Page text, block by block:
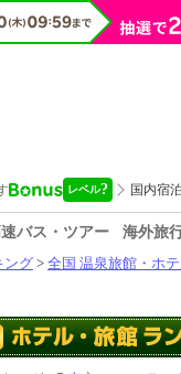
バス・ツアー
海外旅
ング > 全国 温泉旅館・ホ